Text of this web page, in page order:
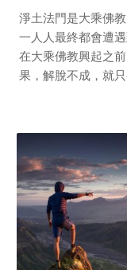
淨土法門是大乘佛
一人人最終都會遭
在大乘佛教興起之
果，解脫不成，就